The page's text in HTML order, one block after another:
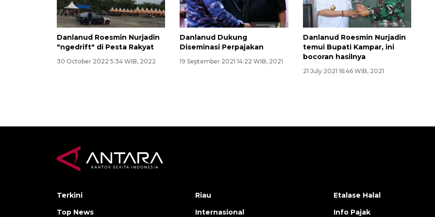
Danlanud Roesmin Nurjadin
"ngedrift" di Pesta Rakyat
30 October 2022 5:34 WIB, 2022
Danlanud Dukung
Diseminasi Perpajakan
19 September 2021 14:22 WIB, 2021
Danlanud Roesmin Nurjadin
temui Bupati Kampar, ini
bocoran hasilnya
21 July 2021 16:46 WIB, 2021
Terkini
Top News
Riau
Internasional
Etalase Halal
Info Pajak